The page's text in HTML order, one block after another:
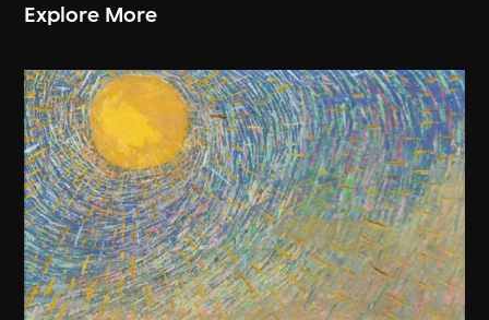
Explore More